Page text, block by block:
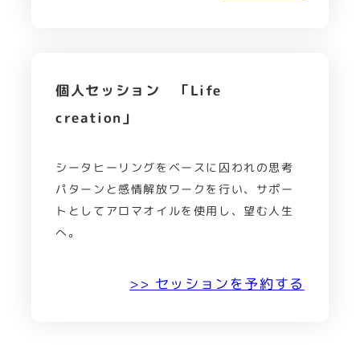
個人セッション 「Life
creation」
シータヒーリングをベースに囚われの思考
パターンと感情解放ワークを行い、サポー
トとしてアロマオイルを使用し、望む人生
へ。
>> セッションを予約する